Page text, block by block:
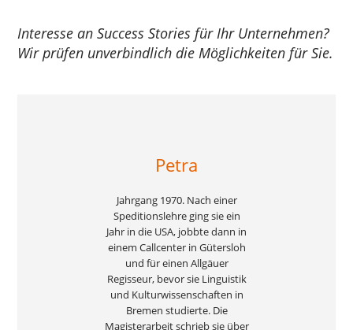
Interesse an Success Stories für Ihr Unternehmen?
Wir prüfen unverbindlich die Möglichkeiten für Sie.
Petra
Jahrgang 1970. Nach einer
Speditionslehre ging sie ein
Jahr in die USA, jobbte dann in
einem Callcenter in Gütersloh
und für einen Allgäuer
Regisseur, bevor sie Linguistik
und Kulturwissenschaften in
Bremen studierte. Die
Magisterarbeit schrieb sie über